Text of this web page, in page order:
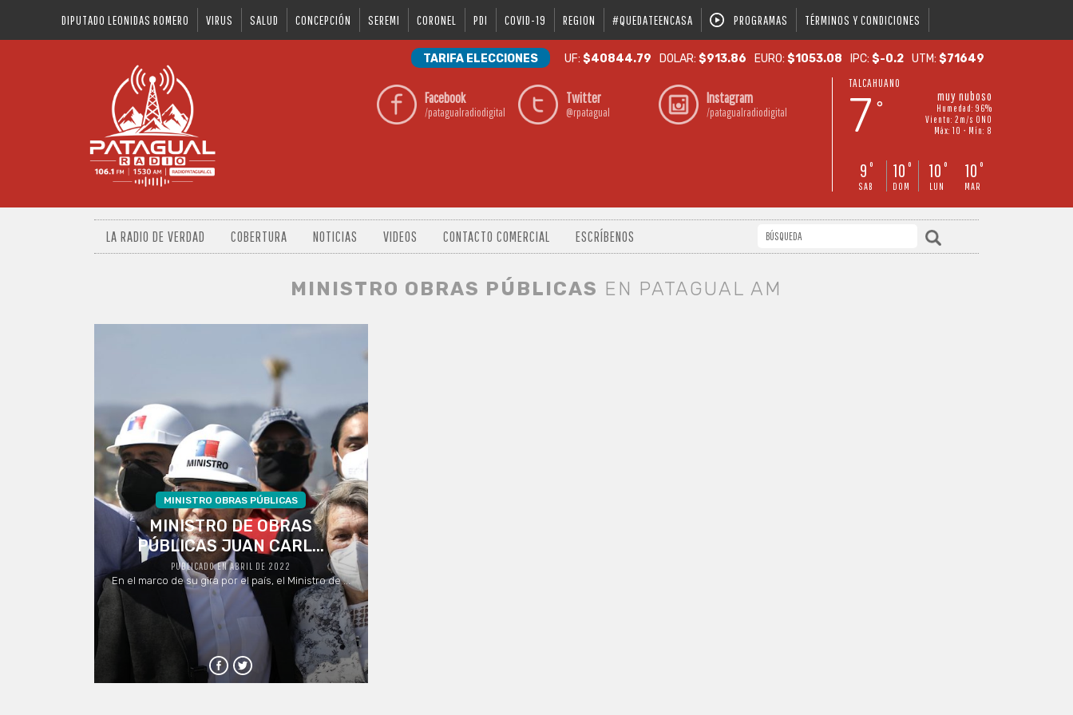
DIPUTADO LEONIDAS ROMERO VIRUS SALUD CONCEPCIÓN SEREMI CORONEL PDI COVID-19 REGION #QUEDATEENCASA PROGRAMAS TÉRMINOS Y CONDICIONES
TARIFA ELECCIONES UF:$40844.79 DOLAR:$913.86 EURO:$1053.08 IPC:$-0.2 UTM:$71649
Facebook
/patagualradiodigital
Twitter
@rpatagual
Instagram
/patagualradiodigital
TALCAHUANO
7 °
muy nuboso
Humedad: 96%
Viento: 2m/s ONO
Máx: 10 • Mín: 8
9 °
SAB
10 °
DOM
10 °
LUN
10 °
MAR
LA RADIO DE VERDAD COBERTURA NOTICIAS VIDEOS CONTACTO COMERCIAL ESCRÍBENOS
MINISTRO OBRAS PÚBLICAS EN PATAGUAL AM
MINISTRO OBRAS PÚBLICAS
MINISTRO DE OBRAS
PÚBLICAS JUAN CARL...
PUBLICADO EN ABRIL DE 2022
En el marco de su gira por el país, el Ministro de ...